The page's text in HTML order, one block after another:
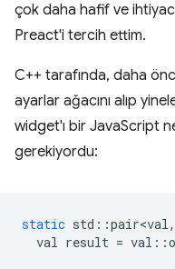
çok daha hafif ve
Preact'i tercih ettim.
C++ tarafında, daha
ayarlar ağacını alıp
widget'ı bir JavaScript
gerekiyordu:
static std ::pair<val,
val result = val ::